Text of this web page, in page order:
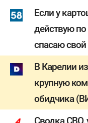
Если у
действую
спасаю
В Карелии
крупную
обидчика